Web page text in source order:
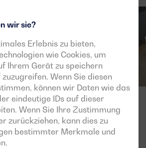
wir sie?
Erlebnis zu bieten,
wie Cookies, um
Ihrem Gerät zu speichern
Wenn Sie diesen
können wir Daten wie das
eindeutige IDs auf dieser
Wenn Sie Ihre Zustimmung
zurückziehen, kann dies zu
bestimmter Merkmale und